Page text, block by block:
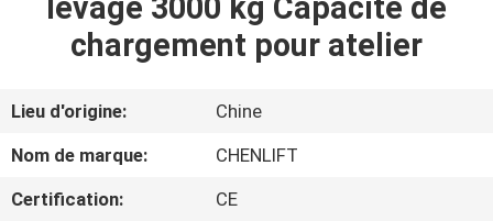
PRODUITS
À
PROPOS
DE
chargement pour atelier
Lieu d'origine:
Chine
Nom de marque:
CHENLIFT
Certification:
CE